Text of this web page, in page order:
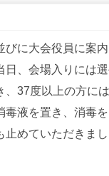
に大会役員に案
、会場入りには
37度以上の方に
毒液を置き、消毒
めていただきまし